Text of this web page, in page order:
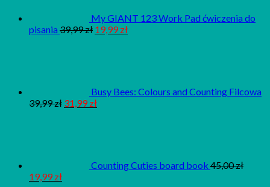
My GIANT 123 Work Pad ćwiczenia do
pisania39,99zł 19,99zł
Busy Bees: Colours and Counting Filcowa
39,99zł 31,99zł
Counting Cuties board book 45,00zł
19,99zł